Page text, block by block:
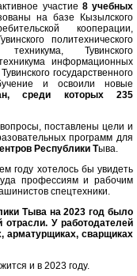
участие 8 учебных
на базе Кызылского
кооперации,
политехнического
Тувинского
техникума информационных
государственного
и освоили новые
среди которых 235
поставлены цели и
программ для
Республики Тыва.
году хотелось бы увидеть
профессиям и рабочим
спецтехники.
Тыва на 2023 год было
отрасли. У работодателей
арматурщиках, сварщиках
и в 2023 году.